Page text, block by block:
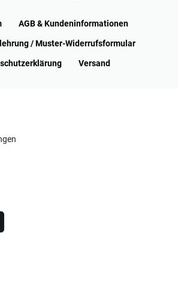
AGB & Kundeninformationen
/ Muster-Widerrufsformular
Versand